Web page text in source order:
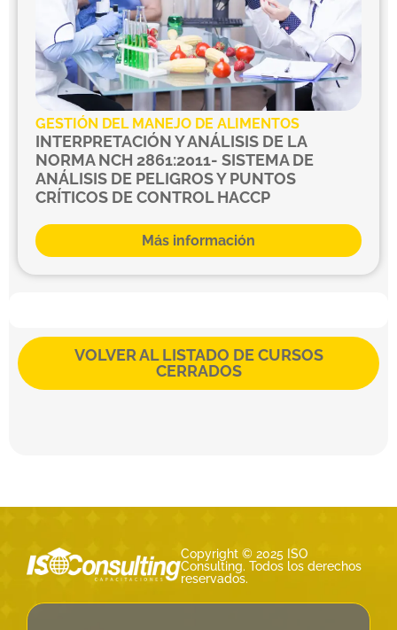
GESTIÓN DEL MANEJO DE ALIMENTOS
INTERPRETACIÓN Y ANÁLISIS DE LA
NORMA NCH 2861:2011- SISTEMA DE
ANÁLISIS DE PELIGROS Y PUNTOS
CRÍTICOS DE CONTROL HACCP
Más información
VOLVER AL LISTADO DE CURSOS
CERRADOS
Copyright © 2025 ISO
Consulting. Todos los derechos
reservados.